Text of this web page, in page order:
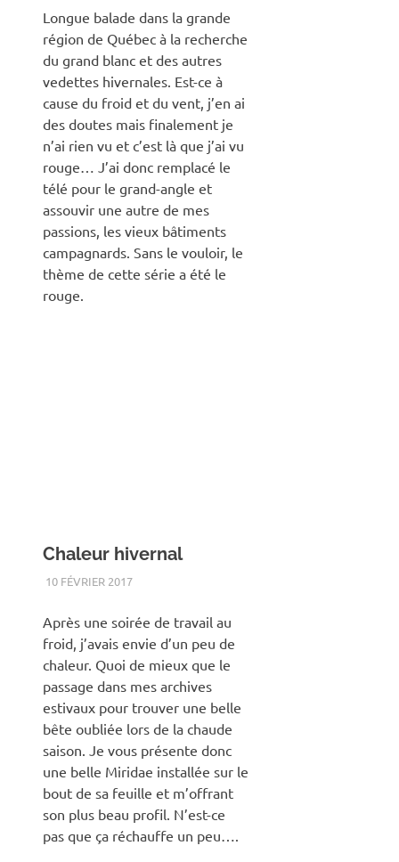
Longue balade dans la grande
région de Québec à la recherche
du grand blanc et des autres
vedettes hivernales. Est-ce à
cause du froid et du vent, j’en ai
des doutes mais finalement je
n’ai rien vu et c’est là que j’ai vu
rouge… J’ai donc remplacé le
télé pour le grand-angle et
assouvir une autre de mes
passions, les vieux bâtiments
campagnards. Sans le vouloir, le
thème de cette série a été le
rouge.
Chaleur hivernal
10 FÉVRIER 2017RENATO
ÉTÉ
Après une soirée de travail au
froid, j’avais envie d’un peu de
chaleur. Quoi de mieux que le
passage dans mes archives
estivaux pour trouver une belle
bête oubliée lors de la chaude
saison. Je vous présente donc
une belle Miridae installée sur le
bout de sa feuille et m’offrant
son plus beau profil. N’est-ce
pas que ça réchauffe un peu….